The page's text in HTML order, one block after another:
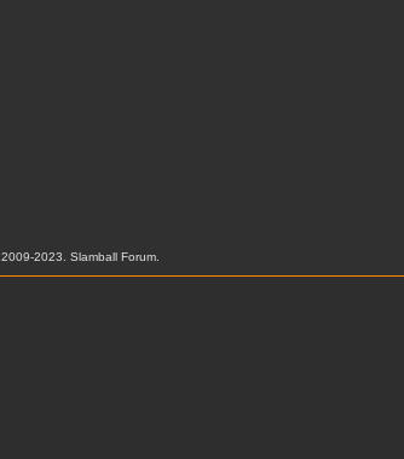
2009-2023. Slamball Forum.